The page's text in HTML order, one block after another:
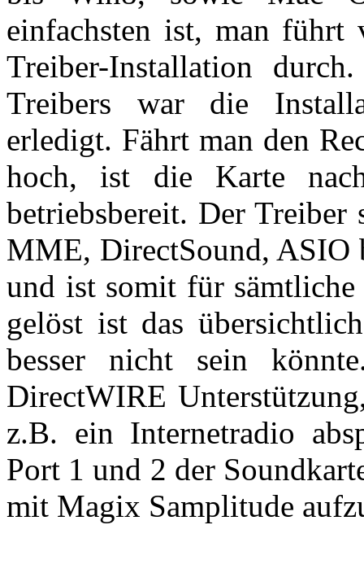
einfachsten ist, man
Treiber-Installation
Treibers war die
erledigt. Fährt man den
hoch, ist die Karte
betriebsbereit. Der
MME, DirectSound, ASIO
und ist somit für sämtliche
gelöst ist das
besser nicht sein
DirectWIRE
z.B. ein Internetradio
Port 1 und 2 der
mit Magix Samplitude